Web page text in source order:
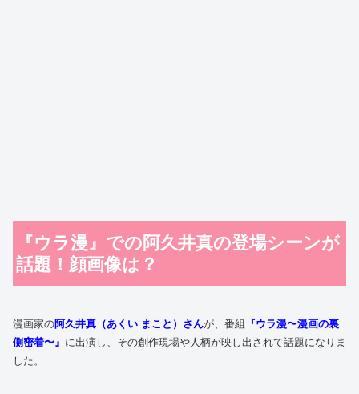
『ウラ漫』での阿久井真の登場シーンが
話題！顔画像は？
漫画家の阿久井真（あくい まこと）さんが、番組
『ウラ漫〜漫画の裏
側密着〜』 に出演し、その創作現場や人柄が映し出されて話題になりま
した。